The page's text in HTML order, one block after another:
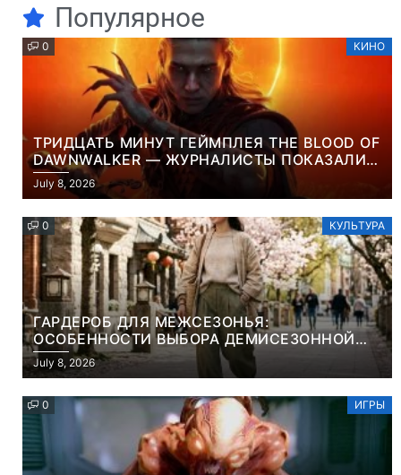
Популярное
0 КИНО
ТРИДЦАТЬ МИНУТ ГЕЙМПЛЕЯ THE BLOOD OF
DAWNWALKER — ЖУРНАЛИСТЫ ПОКАЗАЛИ
НАЧАЛО НОВОЙ ИГРЫ ОТ ВЕТЕРАНОВ CD
PROJEKT RED
July 8, 2026
0 КУЛЬТУРА
ГАРДЕРОБ ДЛЯ МЕЖСЕЗОНЬЯ:
ОСОБЕННОСТИ ВЫБОРА ДЕМИСЕЗОННОЙ
ПАРКИ И ЭЛЕГАНТНОГО ЖЕНСКОГО ПЛАЩА
July 8, 2026
0 ИГРЫ